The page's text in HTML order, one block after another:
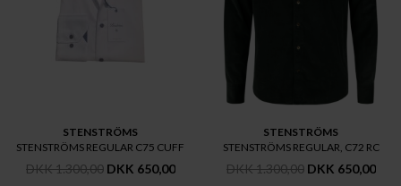
STENSTRÖMS
STENSTRÖMS REGULAR C75 CUFF
DKK 1.300,00 DKK 650,00
STENSTRÖMS
STENSTRÖMS REGULAR, C72 RC
DKK 1.300,00 DKK 650,00